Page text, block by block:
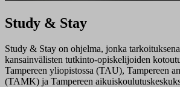
Study & Stay
Study & Stay on ohjelma, jonka
kansainvälisten tutkinto-opiskelijoiden
Tampereen yliopistossa (TAU), Tampereen
(TAMK) ja Tampereen